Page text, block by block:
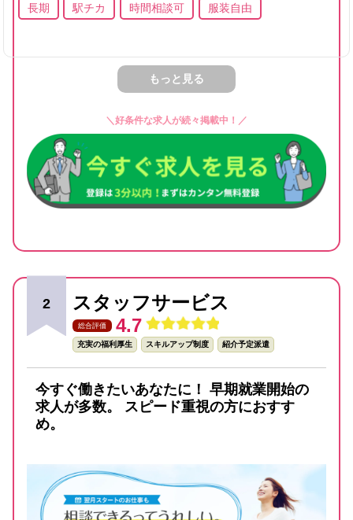
長期 駅チカ 時間相談可 服装自由
もっと見る
＼好条件な求人が続々掲載中！／
2 スタッフサービス
総合評価 4.7
充実の福利厚生 スキルアップ制度 紹介予定派遣
今すぐ働きたいあなたに！ 早期就業開始の
求人が多数。 スピード重視の方におすす
め。